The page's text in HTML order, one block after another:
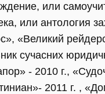
или
или антология
«Великий
сучасних
- 2010 г.,
2011 г. ,